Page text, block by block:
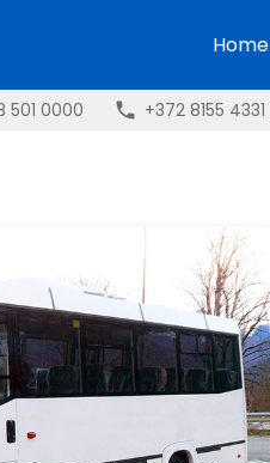
Home
501 0000 +372 8155 4331